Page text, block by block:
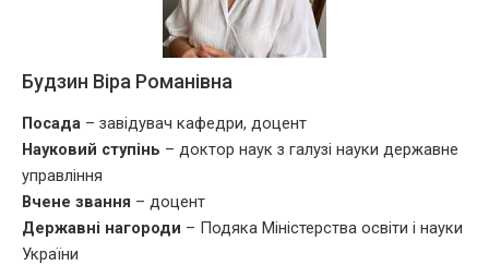
Будзин Віра Романівна
Посада – завідувач кафедри, доцент
Науковий ступінь – доктор наук з галузі науки державне
управління
Вчене звання – доцент
Державні нагороди – Подяка Міністерства освіти і науки
України